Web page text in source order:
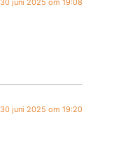
30 juni 2025 om 19:08
30 juni 2025 om 19:20